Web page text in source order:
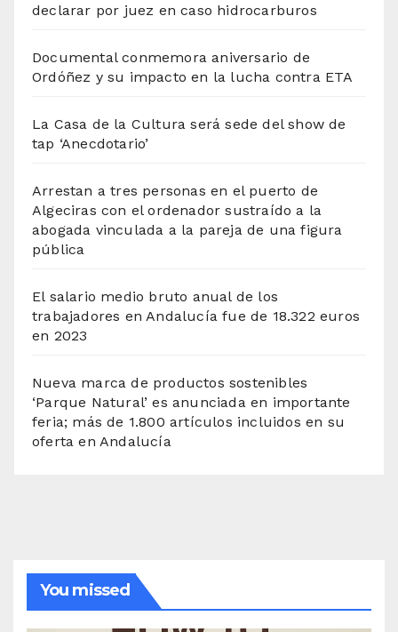
declarar por juez en caso hidrocarburos
Documental conmemora aniversario de
Ordóñez y su impacto en la lucha contra ETA
La Casa de la Cultura será sede del show de
tap ‘Anecdotario’
Arrestan a tres personas en el puerto de
Algeciras con el ordenador sustraído a la
abogada vinculada a la pareja de una figura
pública
El salario medio bruto anual de los
trabajadores en Andalucía fue de 18.322 euros
en 2023
Nueva marca de productos sostenibles
‘Parque Natural’ es anunciada en importante
feria; más de 1.800 artículos incluidos en su
oferta en Andalucía
You missed